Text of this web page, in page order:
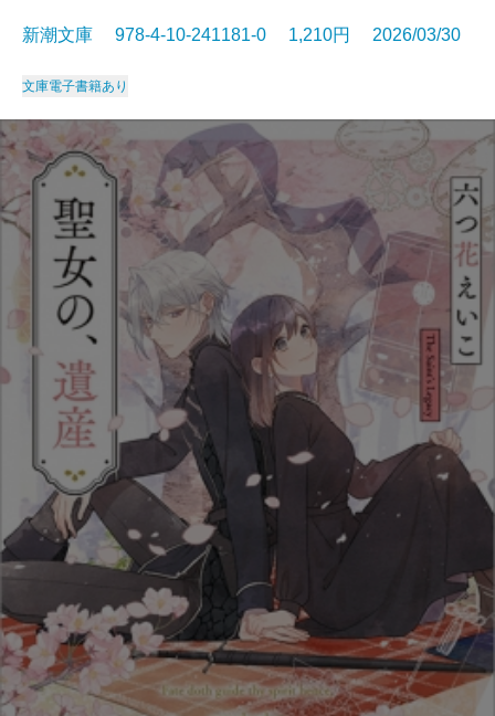
新潮文庫 978-4-10-241181-0 1,210円 2026/03/30
文庫電子書籍あり